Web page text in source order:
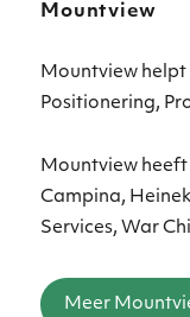
Mountview
Mountview helpt
Positionering,
Mountview heeft
Campina,
Services, War
Meer